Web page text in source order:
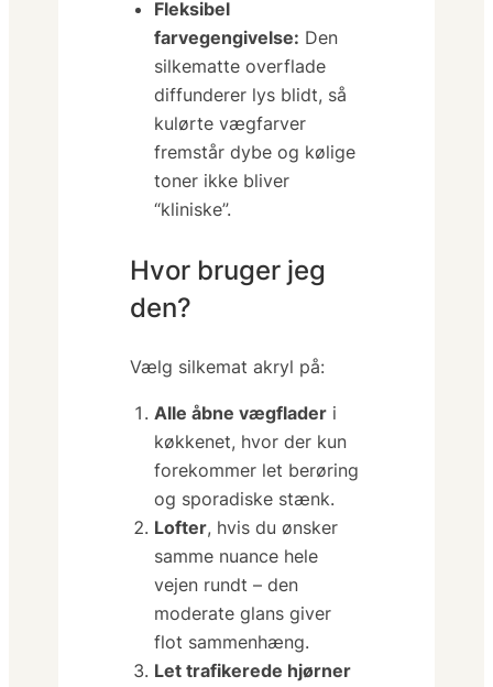
Fleksibel
farvegengivelse: Den
silkematte overflade
diffunderer lys blidt, så
kulørte vægfarver
fremstår dybe og kølige
toner ikke bliver
“kliniske”.
Hvor bruger jeg
den?
Vælg silkemat akryl på:
Alle åbne vægflader i
køkkenet, hvor der kun
forekommer let berøring
og sporadiske stænk.
Lofter, hvis du ønsker
samme nuance hele
vejen rundt – den
moderate glans giver
flot sammenhæng.
Let trafikerede hjørner